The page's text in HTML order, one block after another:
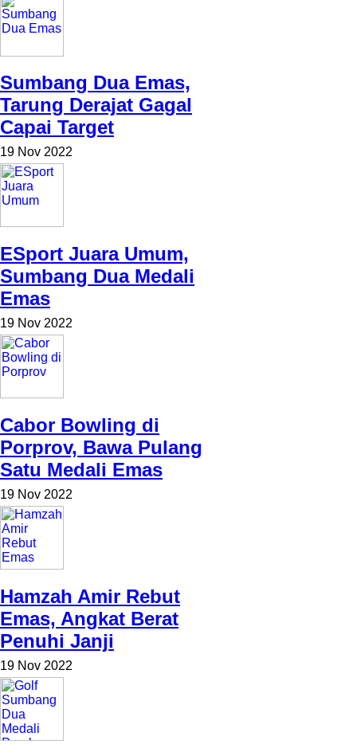
Sumbang Dua Emas,
Tarung Derajat Gagal
Capai Target
19 Nov 2022
ESport Juara Umum,
Sumbang Dua Medali
Emas
19 Nov 2022
Cabor Bowling di
Porprov, Bawa Pulang
Satu Medali Emas
19 Nov 2022
Hamzah Amir Rebut
Emas, Angkat Berat
Penuhi Janji
19 Nov 2022